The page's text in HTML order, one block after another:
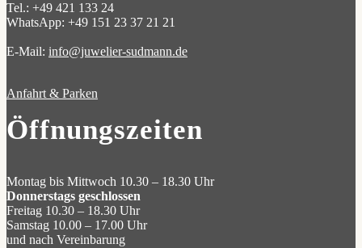
Tel.: +49 421 133 24
WhatsApp: +49 151 23 37 21 21
E-Mail: info@juwelier-sudmann.de
Anfahrt & Parken
Öffnungszeiten
Montag bis Mittwoch 10.30 – 18.30 Uhr
Donnerstags geschlossen
Freitag 10.30 – 18.30 Uhr
Samstag 10.00 – 17.00 Uhr
und nach Vereinbarung